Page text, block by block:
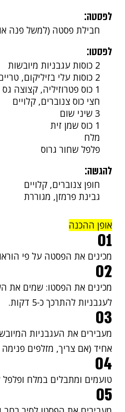
לפסטה:
חבילת פסטה (למשל פנה
לפסטו:
2 כוסות עגבניות מיובשות
2 כוסות עלי בזיליקום, טריים
1 כוס פטרוזיליה, קצוצה גס
חצי כוס צנוברים, קלויים
3 שיני שום
1 כוס שמן זית
מלח
פלפל שחור גרוס
להגשה:
חופן צנוברים, קלויים
גבינת פרמזן, מגוררת
אופן ההכנה
01
מכינים את הפסטה על פי
02
מכינים את הפסטו: שמים את
לעגבניות להתרכך כ-5 דקות.
03
מעבירים את העגבניות
אחיד (אם צריך, מזלפים
04
טועמים ומתבלים במלח
05